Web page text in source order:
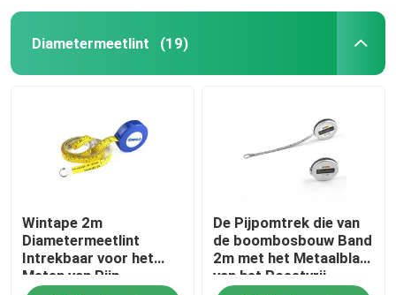
Diametermeetlint (19)
Wintape 2m
Diametermeetlint
Intrekbaar voor het
Meten van Pijp
De Pijpomtrek die van
de boombosbouw Band
2m met het Metaalblad
van het Roestvrij